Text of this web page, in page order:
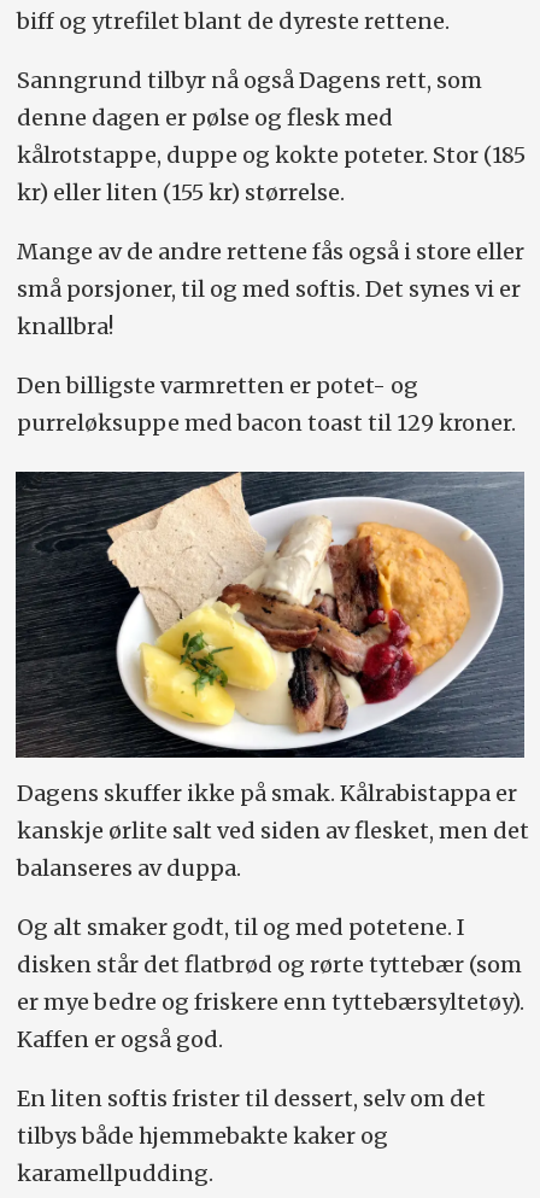
biff og ytrefilet blant de dyreste rettene.
Sanngrund tilbyr nå også Dagens rett, som
denne dagen er pølse og flesk med
kålrotstappe, duppe og kokte poteter. Stor (185
kr) eller liten (155 kr) størrelse.
Mange av de andre rettene fås også i store eller
små porsjoner, til og med softis. Det synes vi er
knallbra!
Den billigste varmretten er potet- og
purreløksuppe med bacon toast til 129 kroner.
Dagens skuffer ikke på smak. Kålrabistappa er
kanskje ørlite salt ved siden av flesket, men det
balanseres av duppa.
Og alt smaker godt, til og med potetene. I
disken står det flatbrød og rørte tyttebær (som
er mye bedre og friskere enn tyttebærsyltetøy).
Kaffen er også god.
En liten softis frister til dessert, selv om det
tilbys både hjemmebakte kaker og
karamellpudding.